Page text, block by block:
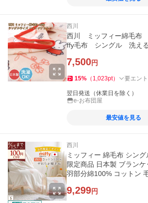
西川
西川 ミッフィー綿毛
ffy毛布 シングル 洗え
7,500円
15% （ 1,023pt） 要エン
翌日発送（休業日を除く）
e-お布団屋
最安値を見る
西川
ミッフィー 綿毛布 シン
限定商品 日本製 ブラン
羽部分綿100% コットン
9,299円